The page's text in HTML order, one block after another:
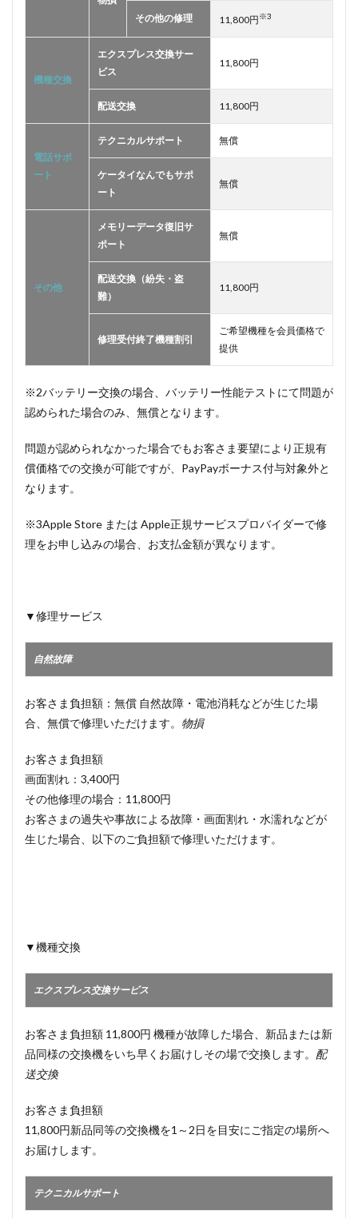
その他の修理
11,800円※3
機種交換
エクスプレス交換サー
ビス
11,800円
配送交換 11,800円
電話サポ
ート
テクニカルサポート 無償
ケータイなんでもサポ
ート
無償
その他
メモリーデータ復旧サ
ポート
無償
配送交換（紛失・盗
難）
11,800円
修理受付終了機種割引
ご希望機種を会員価格で
提供
※2バッテリー交換の場合、バッテリー性能テストにて問題が
認められた場合のみ、無償となります。
問題が認められなかった場合でもお客さま要望により正規有
償価格での交換が可能ですが、PayPayボーナス付与対象外と
なります。
※3Apple Store または Apple正規サービスプロバイダーで修
理をお申し込みの場合、お支払金額が異なります。
▼修理サービス
自然故障
お客さま負担額：無償 自然故障・電池消耗などが生じた場
合、無償で修理いただけます。 物損
お客さま負担額
画面割れ：3,400円
その他修理の場合：11,800円
お客さまの過失や事故による故障・画面割れ・水濡れなどが
生じた場合、以下のご負担額で修理いただけます。
▼機種交換
エクスプレス交換サービス
お客さま負担額 11,800円 機種が故障した場合、新品または新
品同様の交換機をいち早くお届けしその場で交換します。 配
送交換
お客さま負担額
11,800円新品同等の交換機を1～2日を目安にご指定の場所へ
お届けします。
テクニカルサポート